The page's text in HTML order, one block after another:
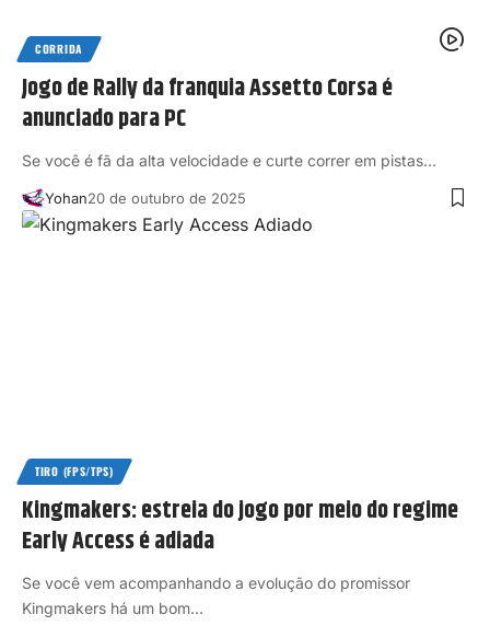
CORRIDA
Jogo de Rally da franquia Assetto Corsa é
anunciado para PC
Se você é fã da alta velocidade e curte correr em pistas…
Yohan20 de outubro de 2025
TIRO (FPS/TPS)
Kingmakers: estreia do jogo por meio do regime
Early Access é adiada
Se você vem acompanhando a evolução do promissor
Kingmakers há um bom…